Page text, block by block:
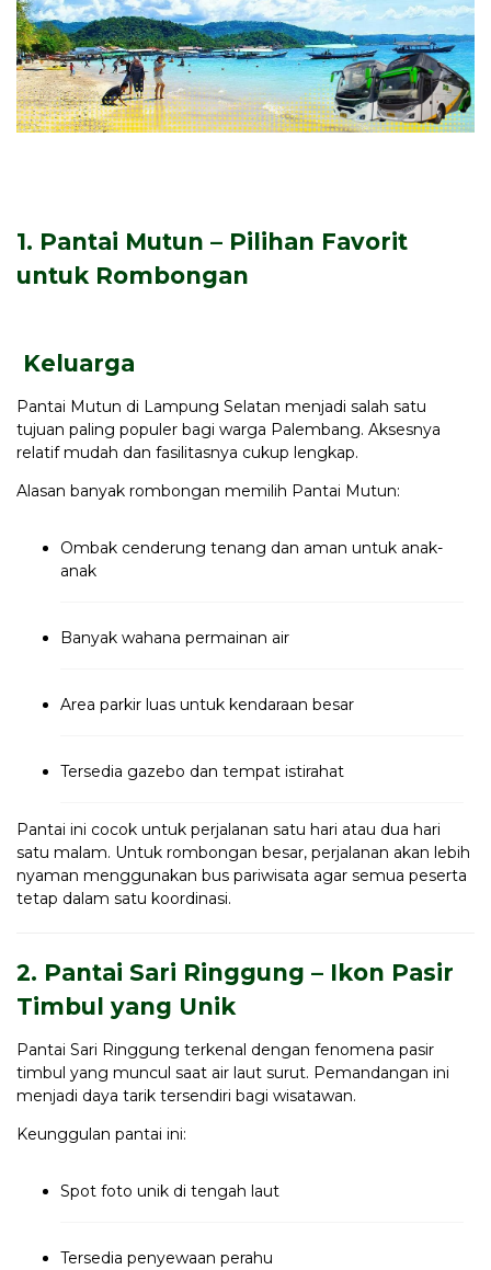
1. Pantai Mutun – Pilihan Favorit
untuk Rombongan
Keluarga
Pantai Mutun di Lampung Selatan menjadi salah satu
tujuan paling populer bagi warga Palembang. Aksesnya
relatif mudah dan fasilitasnya cukup lengkap.
Alasan banyak rombongan memilih Pantai Mutun:
Ombak cenderung tenang dan aman untuk anak-
anak
Banyak wahana permainan air
Area parkir luas untuk kendaraan besar
Tersedia gazebo dan tempat istirahat
Pantai ini cocok untuk perjalanan satu hari atau dua hari
satu malam. Untuk rombongan besar, perjalanan akan lebih
nyaman menggunakan bus pariwisata agar semua peserta
tetap dalam satu koordinasi.
2. Pantai Sari Ringgung – Ikon Pasir
Timbul yang Unik
Pantai Sari Ringgung terkenal dengan fenomena pasir
timbul yang muncul saat air laut surut. Pemandangan ini
menjadi daya tarik tersendiri bagi wisatawan.
Keunggulan pantai ini:
Spot foto unik di tengah laut
Tersedia penyewaan perahu